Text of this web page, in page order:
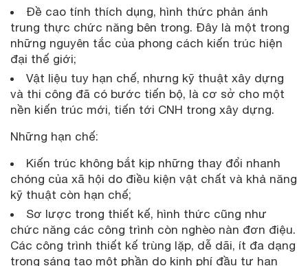
Đề cao tính thích dụng, hình thức phản ánh
trung thực chức năng bên trong. Đây là một trong
những nguyên tắc của phong cách kiến trúc hiện
đại thế giới;
Vật liệu tuy hạn chế, nhưng kỹ thuật xây dựng
và thi công đã có bước tiến bộ, là cơ sở cho một
nền kiến trúc mới, tiến tới CNH trong xây dựng.
Những hạn chế:
Kiến trúc không bắt kịp những thay đổi nhanh
chóng của xã hội do điều kiện vật chất và khả năng
kỹ thuật còn hạn chế;
Sơ lược trong thiết kế, hình thức cũng như
chức năng các công trình còn nghèo nàn đơn điệu.
Các công trình thiết kế trùng lặp, dễ dãi, ít đa dạng
trong sáng tạo một phần do kinh phí đầu tư hạn